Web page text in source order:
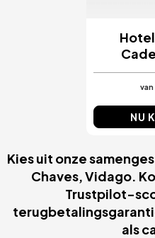
van
NU
Kies uit onze
Chaves, Vidago.
Trustpilot-
als